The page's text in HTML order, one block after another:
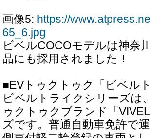
画像5: https://
65_6.jpg
ビベルCOCOモデルは神奈
品にも採用されました！
■EVトゥクトゥク「ビベル
ビベルトライクシリーズは
ゥクトゥクブランド「
ズです。普通自動車免許で